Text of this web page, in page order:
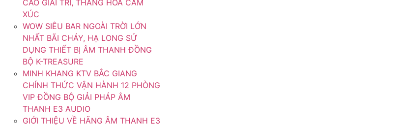
CAO GIẢI TRÍ, THĂNG HOA CẢM
XÚC
WOW SIÊU BAR NGOÀI TRỜI LỚN
NHẤT BÃI CHÁY, HẠ LONG SỬ
DỤNG THIẾT BỊ ÂM THANH ĐỒNG
BỘ K-TREASURE
MINH KHANG KTV BẮC GIANG
CHÍNH THỨC VẬN HÀNH 12 PHÒNG
VIP ĐỒNG BỘ GIẢI PHÁP ÂM
THANH E3 AUDIO
GIỚI THIỆU VỀ HÃNG ÂM THANH E3